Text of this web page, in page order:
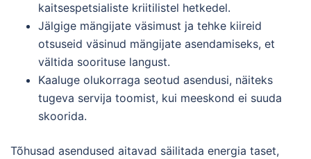
kaitsespetsialiste kriitilistel hetkedel.
Jälgige mängijate väsimust ja tehke kiireid
otsuseid väsinud mängijate asendamiseks, et
vältida soorituse langust.
Kaaluge olukorraga seotud asendusi, näiteks
tugeva servija toomist, kui meeskond ei suuda
skoorida.
Tõhusad asendused aitavad säilitada energia taset,